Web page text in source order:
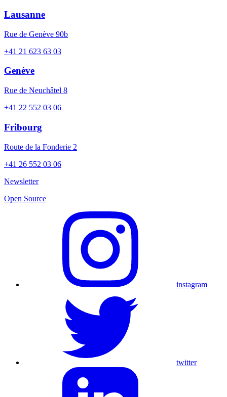
Lausanne
Rue de Genève 90b
+41 21 623 63 03
Genève
Rue de Neuchâtel 8
+41 22 552 03 06
Fribourg
Route de la Fonderie 2
+41 26 552 03 06
Newsletter
Open Source
instagram
twitter